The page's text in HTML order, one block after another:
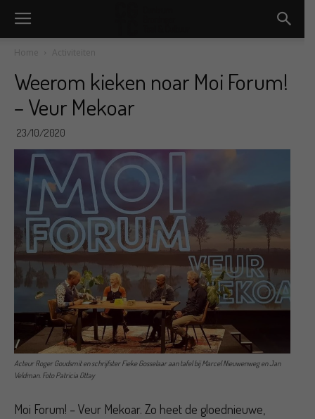
Home Activiteiten
Weerom kieken noar Moi Forum!
– Veur Mekoar
23/10/2020
Acteur Roger Goudsmit en schrijfster Fieke Gosselaar aan tafel bij Marcel Nieuwenweg en Jan
Veldman. Foto Patricia Ottay
Moi Forum! – Veur Mekoar. Zo heet de gloednieuwe,